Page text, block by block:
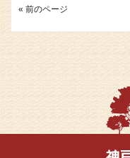
« 前のページ